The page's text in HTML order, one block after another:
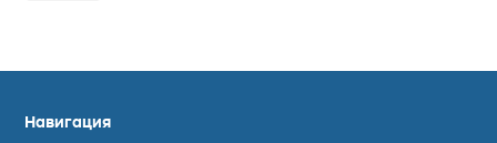
Навигация